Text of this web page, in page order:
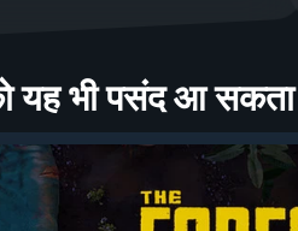
यह भी पसंद आ